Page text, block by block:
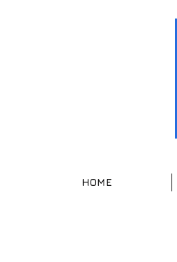
HOME